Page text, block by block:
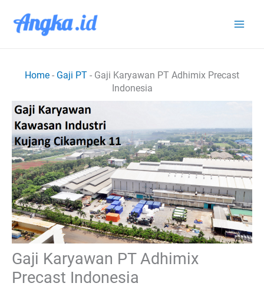
Home - Gaji PT - Gaji Karyawan PT Adhimix Precast
Indonesia
Gaji Karyawan PT Adhimix
Precast Indonesia